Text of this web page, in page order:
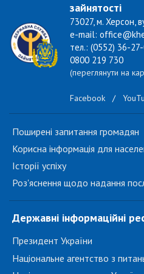
зайнятості
73027, м. Херсон,
e-mail:
тел.: (0552) 36-
0800 219 730
(переглянути на
Facebook /
Поширені запитання громадян
Корисна інформація для
Історії успіху
Роз'яснення щодо надання
Державні інформаційні
Президент України
Національне агентство з